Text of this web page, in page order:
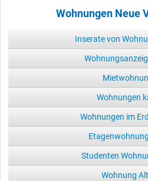
Wohnungen Neue
Inserate von
Wohnungen
Wohnungen im
Studenten
Wohnung